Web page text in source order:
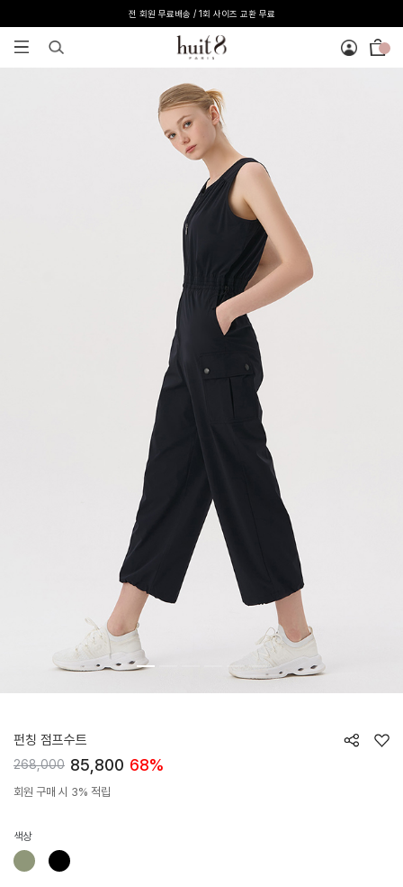
전 회원 무료배송 / 1회 사이즈 교환 무료
펀칭 점프수트
268,000 85,800 68%
회원 구매 시 3% 적립
색상